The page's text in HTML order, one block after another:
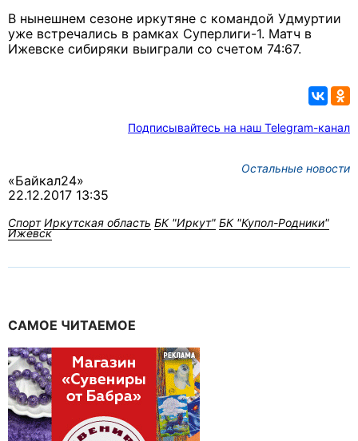
В нынешнем сезоне иркутяне с командой Удмуртии
уже встречались в рамках Суперлиги-1. Матч в
Ижевске сибиряки выиграли со счетом 74:67.
Подписывайтесь на наш Telegram-канал
Остальные новости
«Байкал24»
22.12.2017 13:35
Спорт Иркутская область БК "Иркут" БК "Купол-Родники"
Ижевск
САМОЕ ЧИТАЕМОЕ